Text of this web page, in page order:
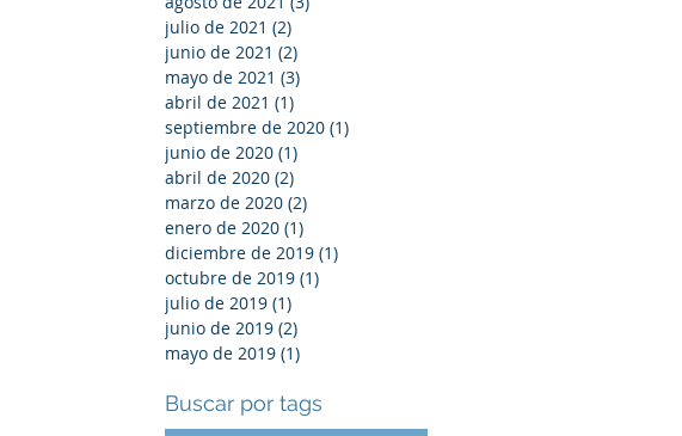
julio de 2021 (2)
junio de 2021 (2)
mayo de 2021 (3)
abril de 2021 (1)
septiembre de 2020 (1)
junio de 2020 (1)
abril de 2020 (2)
marzo de 2020 (2)
enero de 2020 (1)
diciembre de 2019 (1)
octubre de 2019 (1)
julio de 2019 (1)
junio de 2019 (2)
mayo de 2019 (1)
Buscar por tags